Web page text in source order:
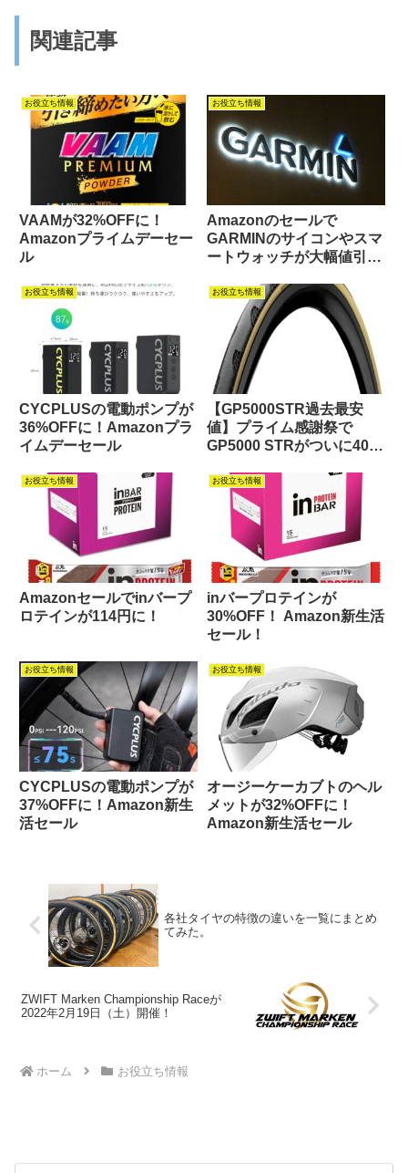
関連記事
お役立ち情報
VAAMが32%OFFに！
Amazonプライムデーセー
ル
お役立ち情報
Amazonのセールで
GARMINのサイコンやスマ
ートウォッチが大幅値引き
お役立ち情報
CYCPLUSの電動ポンプが
36%OFFに！Amazonプラ
イムデーセール
お役立ち情報
【GP5000STR過去最安
値】プライム感謝祭で
GP5000 STRがついに40%
お役立ち情報
Amazonセールでinバープ
ロテインが114円に！
お役立ち情報
inバープロテインが
30%OFF！ Amazon新生活
セール！
お役立ち情報
CYCPLUSの電動ポンプが
37%OFFに！Amazon新生
活セール
お役立ち情報
オージーケーカブトのヘル
メットが32%OFFに！
Amazon新生活セール
各社タイヤの特徴の違いを一覧にまとめ
てみた。
ZWIFT Marken Championship Raceが
2022年2月19日（土）開催！
ホーム お役立ち情報